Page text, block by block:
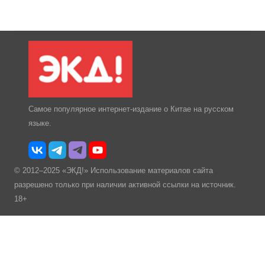
Самое популярное интернет-издание о Китае на русском
языке.
© 2012–2025 «ЭКД!» Использование материалов сайта
разрешено только при наличии активной ссылки на источник.
18+